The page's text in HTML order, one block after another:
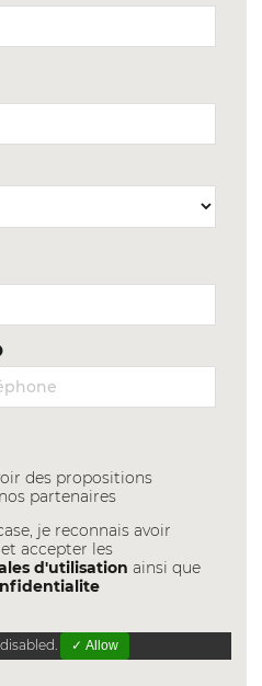
des propositions
partenaires
je reconnais avoir
accepter les
d'utilisation ainsi que
✓ Allow